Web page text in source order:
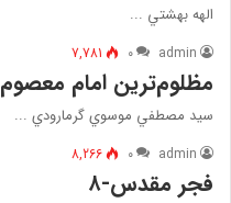
الهه‌ بهشتي‌ ...
admin ۰ 7,781
مظلوم‌ترین‌ امام‌ معصوم‌
سيد مصطفي‌ موسوي‌ گرمارودي‌ ...
admin ۰ 8,266
فجر مقدس-۸